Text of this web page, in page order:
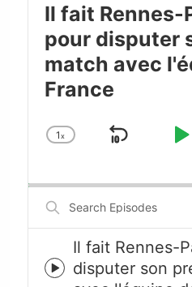
Il fait Rennes-
pour disputer
match avec
France
Change
1x
Skip
Search
Episodes
Episode
Il fait Rennes-
disputer son